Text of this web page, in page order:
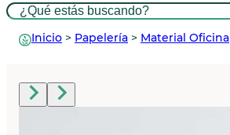
Buscar
Inicio > Papelería > Material Oficina